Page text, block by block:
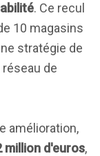
. Ce recul
10 magasins
stratégie de
de
amélioration,
million d'euros,